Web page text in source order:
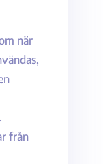
när
från